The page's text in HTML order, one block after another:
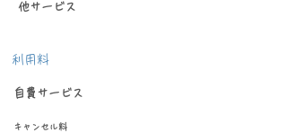
他サービス
​利用料
自費サービス
キャンセル料